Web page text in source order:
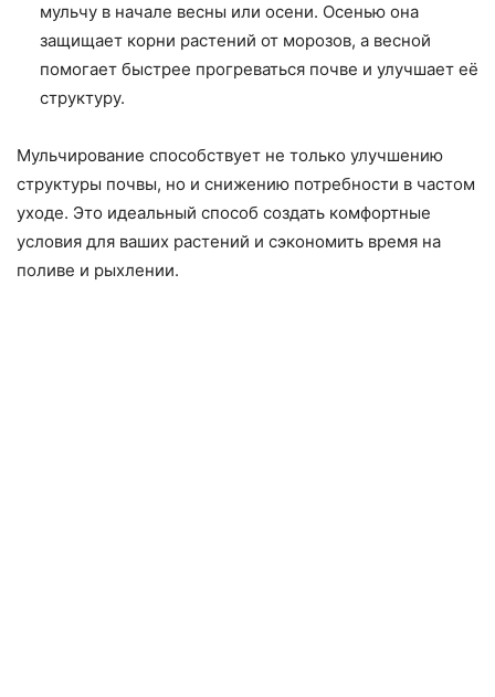
мульчу в начале весны или осени. Осенью она
защищает корни растений от морозов, а весной
помогает быстрее прогреваться почве и улучшает её
структуру.
Мульчирование способствует не только улучшению
структуры почвы, но и снижению потребности в частом
уходе. Это идеальный способ создать комфортные
условия для ваших растений и сэкономить время на
поливе и рыхлении.